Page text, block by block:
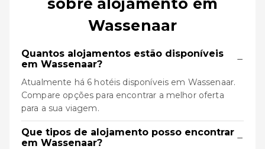
sobre alojamento em
Wassenaar
Quantos alojamentos estão disponíveis
em Wassenaar?
−
Atualmente há 6 hotéis disponíveis em Wassenaar.
Compare opções para encontrar a melhor oferta
para a sua viagem.
Que tipos de alojamento posso encontrar
em Wassenaar?
−